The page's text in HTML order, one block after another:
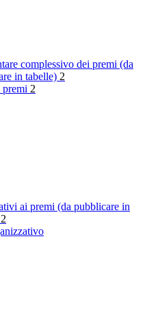
complessivo dei premi (da
in tabelle) 2
2
ai premi (da pubblicare in
2